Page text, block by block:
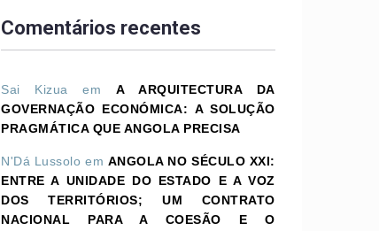
Comentários recentes
Sai Kizua emA ARQUITECTURA DA
GOVERNAÇÃO ECONÓMICA: A SOLUÇÃO
PRAGMÁTICA QUE ANGOLA PRECISA
N'Dá Lussolo em ANGOLA NO SÉCULO XXI:
ENTRE A UNIDADE DO ESTADO E A VOZ
DOS TERRITÓRIOS; UM CONTRATO
NACIONAL PARA A COESÃO E O